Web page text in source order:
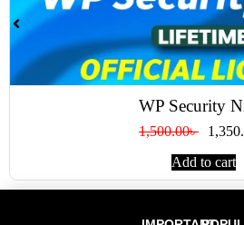
WP Security
1,500.00৳
Add to cart